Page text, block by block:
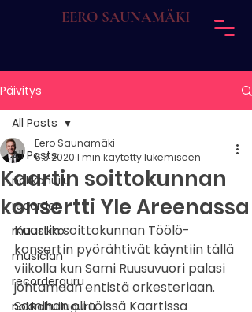
EERO SAUNAMÄKI
Päivitys
All Posts
nokkahuilu
recorder
muusikko
musician
recorderguru
nokkahuiluguru
All Posts
Kaartin soittokunnan
konsertti Yle Areenassa
Eero Saunamäki
6.3.20201 min käytetty lukemiseen
Kaartin soittokunnan Töölö-
konsertin pyörähtivät käyntiin tällä
viikolla kun Sami Ruusuvuori palasi
johtamaan entistä orkesteriaan.
Samihan oli töissä Kaartissa